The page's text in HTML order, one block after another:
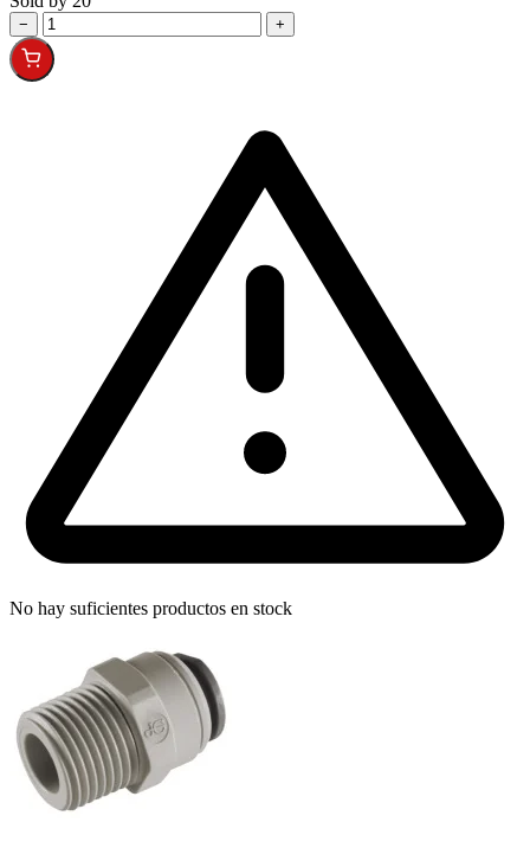
− +
No hay suficientes productos en stock